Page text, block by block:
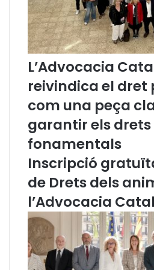
q
u
e
e
s
e
s
n
n
m
s
r
e
c
u
s
d
e
l
C
a
t
a
a
a
J
u
t
í
c
i
a
L’Advocacia
reivindica el dret
com una peça
garantir els drets
fonamentals
Inscripció
de Drets dels
l’Advocacia